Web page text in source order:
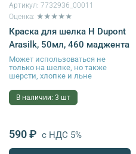
Артикул: 7732936_00011
Оценка: ★★★★★
Краска для шелка H Dupont
Arasilk, 50мл, 460 маджента
Может использоваться не
только на шелке, но также
шерсти, хлопке и льне
В наличии: 3 шт
590 ₽ с НДС 5%